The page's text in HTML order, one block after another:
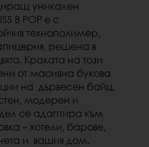
уникален
B POP е с
технополимер,
решена в
Краката на този
от масивна букова
на дървесен байц.
модерен и
се адаптира към
– хотели, барове,
и вашия дом.